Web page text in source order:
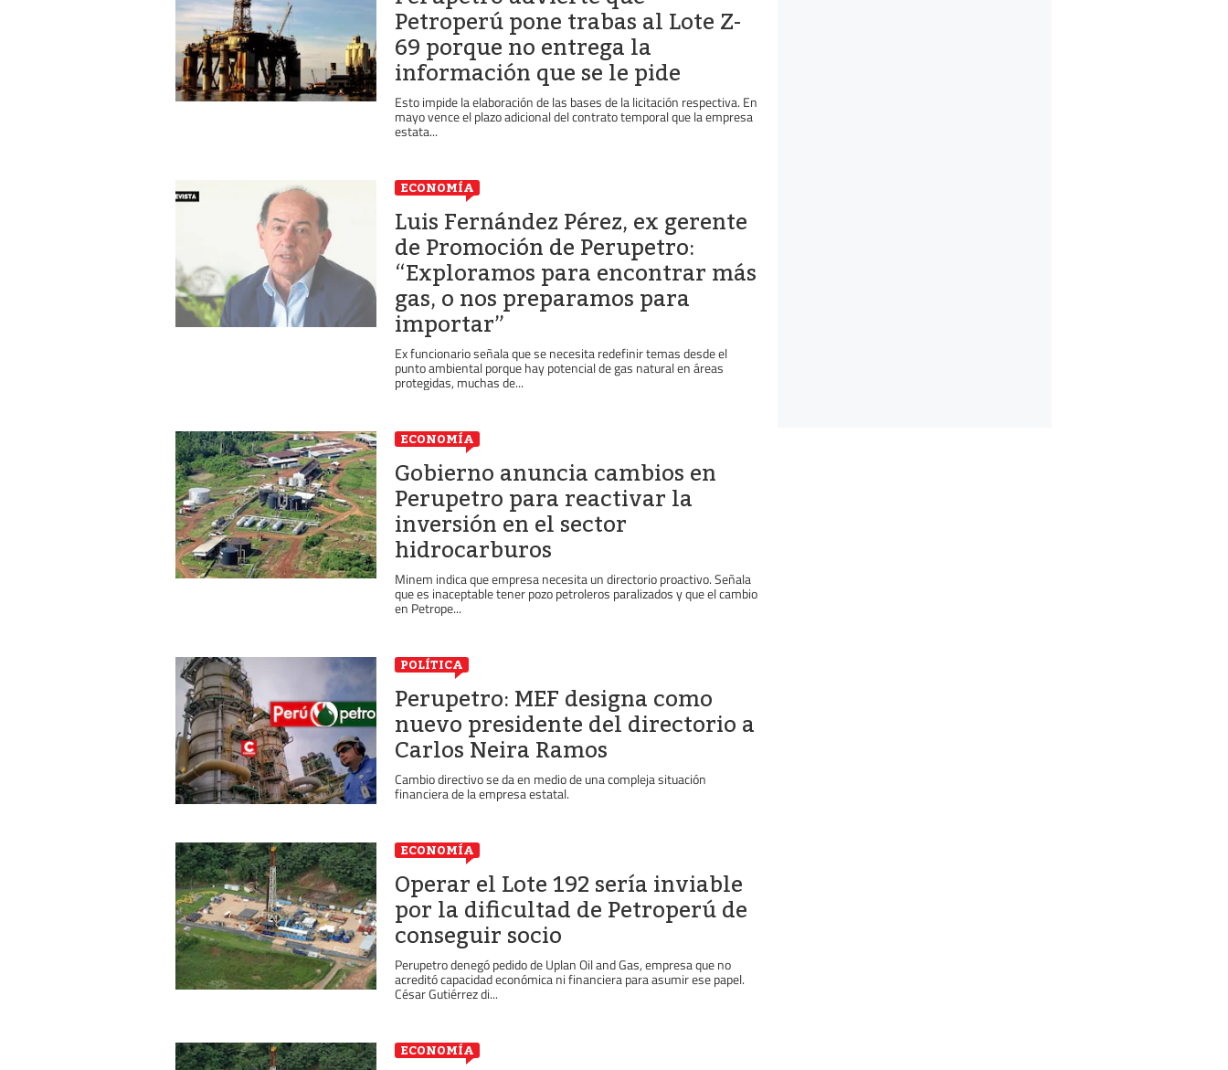
Petroperú pone trabas al Lote Z-
69 porque no entrega la
información que se le pide
Esto impide la elaboración de las bases de la licitación respectiva. En
mayo vence el plazo adicional del contrato temporal que la empresa
estata...
ECONOMÍA
Luis Fernández Pérez, ex gerente
de Promoción de Perupetro:
“Exploramos para encontrar más
gas, o nos preparamos para
importar”
Ex funcionario señala que se necesita redefinir temas desde el
punto ambiental porque hay potencial de gas natural en áreas
protegidas, muchas de...
ECONOMÍA
Gobierno anuncia cambios en
Perupetro para reactivar la
inversión en el sector
hidrocarburos
Minem indica que empresa necesita un directorio proactivo. Señala
que es inaceptable tener pozo petroleros paralizados y que el cambio
en Petrope...
POLÍTICA
Perupetro: MEF designa como
nuevo presidente del directorio a
Carlos Neira Ramos
Cambio directivo se da en medio de una compleja situación
financiera de la empresa estatal.
ECONOMÍA
Operar el Lote 192 sería inviable
por la dificultad de Petroperú de
conseguir socio
Perupetro denegó pedido de Uplan Oil and Gas, empresa que no
acreditó capacidad económica ni financiera para asumir ese papel.
César Gutiérrez di...
ECONOMÍA